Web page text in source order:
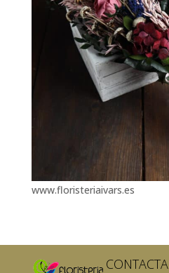
www.floristeriaivars.es
CONTACTA